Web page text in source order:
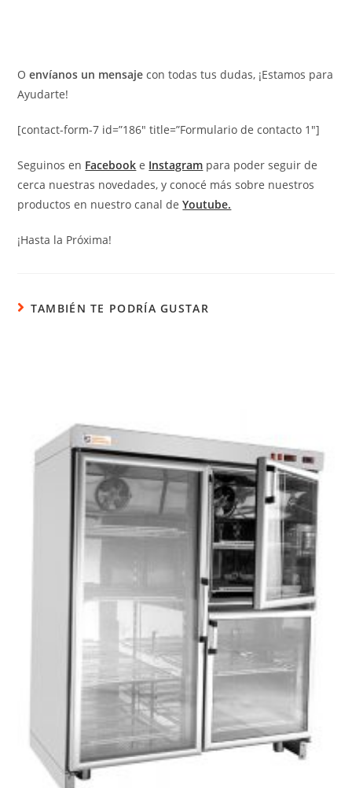
Oenvíanos un mensaje con todas tus dudas, ¡Estamos para
Ayudarte!
[contact-form-7 id=”186″ title=”Formulario de contacto 1″]
Seguinos en Facebook e Instagram para poder seguir de
cerca nuestras novedades, y conocé más sobre nuestros
productos en nuestro canal deYoutube.
¡Hasta la Próxima!
TAMBIÉN TE PODRÍA GUSTAR